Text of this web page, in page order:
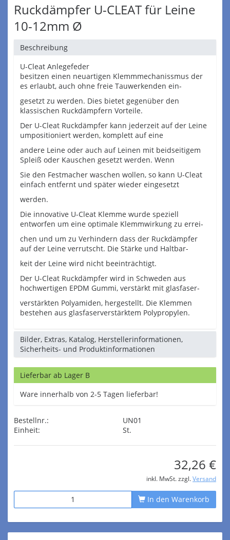
Ruckdämpfer U-CLEAT für Leine
10-12mm Ø
Beschreibung
U-Cleat Anlegefeder
besitzen einen neuartigen Klemmmechanissmus der
es erlaubt, auch ohne freie Tauwerkenden ein-
gesetzt zu werden. Dies bietet gegenüber den
klassischen Ruckdämpfern Vorteile.
Der U-Cleat Ruckdämpfer kann jederzeit auf der Leine
umpositioniert werden, komplett auf eine
andere Leine oder auch auf Leinen mit beidseitigem
Spleiß oder Kauschen gesetzt werden. Wenn
Sie den Festmacher waschen wollen, so kann U-Cleat
einfach entfernt und später wieder eingesetzt
werden.
Die innovative U-Cleat Klemme wurde speziell
entworfen um eine optimale Klemmwirkung zu errei-
chen und um zu Verhindern dass der Ruckdämpfer
auf der Leine verrutscht. Die Stärke und Haltbar-
keit der Leine wird nicht beeinträchtigt.
Der U-Cleat Ruckdämpfer wird in Schweden aus
hochwertigen EPDM Gummi, verstärkt mit glasfaser-
verstärkten Polyamiden, hergestellt. Die Klemmen
bestehen aus glasfaserverstärktem Polypropylen.
Bilder, Extras, Katalog, Herstellerinformationen,
Sicherheits- und Produktinformationen
Lieferbar ab Lager B
Ware innerhalb von 2-5 Tagen lieferbar!
Bestellnr.:
UN01
Einheit:
St.
32,26 €
inkl. MwSt. zzgl. Versand
In den Warenkorb